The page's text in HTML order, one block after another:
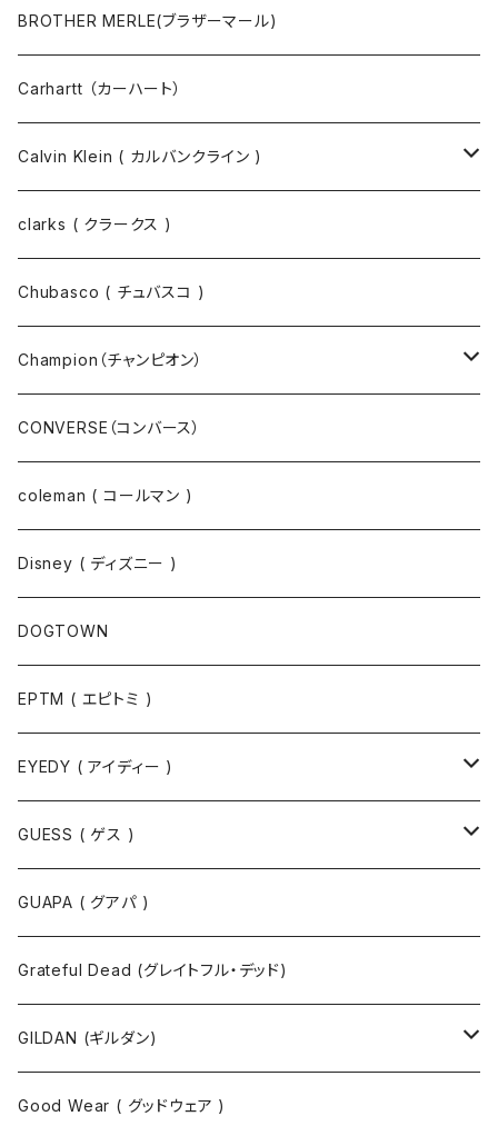
マスクコード
財布 / キーケース
キーホルダー / スマホスタンド
パンツ
パーカ
ジャケット・ブルゾン
コート
シャツ
長袖Tシャツ
半袖シャツ
長袖シャツ
スウェット
パーカー
ニット
ジャケット
コート
ポロシャツ
パンツ
BROTHER MERLE(ブラザーマール)
Carhartt （カーハート）
Calvin Klein ( カルバンクライン )
ジャケット
パーカー
clarks ( クラークス )
Chubasco ( チュバスコ )
Champion（チャンピオン）
スウェットパンツ
パーカー
スウェット
Tシャツ
CONVERSE（コンバース）
coleman ( コールマン )
Disney ( ディズニー )
DOGTOWN
EPTM ( エピトミ )
EYEDY ( アイディー )
Tシャツ
半袖Tシャツ
長袖Tシャツ
ポロシャツ
シャツ
スウェット
パーカ
GUESS ( ゲス )
ジャケット
GUAPA ( グアパ )
Grateful Dead (グレイトフル・デッド)
GILDAN (ギルダン)
ソックス
Good Wear ( グッドウェア )